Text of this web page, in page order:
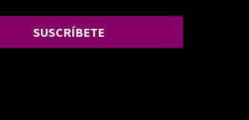
SUSCRÍBETE